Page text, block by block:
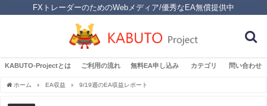
FXトレーダーのためのWebメディア/優秀なEA無償提供中
KABUTO-Projectとは ご利用の流れ 無料EA申し込み カテゴリ 問い合わせ
ホーム EA収益 9/19週のEA収益レポート